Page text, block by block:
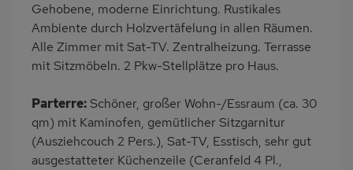
Gehobene, moderne Einrichtung. Rustikales
Ambiente durch Holzvertäfelung in allen Räumen.
Alle Zimmer mit Sat-TV. Zentralheizung. Terrasse
mit Sitzmöbeln. 2 Pkw-Stellplätze pro Haus.
Parterre: Schöner, großer Wohn-/Essraum (ca. 30
qm) mit Kaminofen, gemütlicher Sitzgarnitur
(Ausziehcouch 2 Pers.), Sat-TV, Esstisch, sehr gut
ausgestatteter Küchenzeile (Ceranfeld 4 Pl.,